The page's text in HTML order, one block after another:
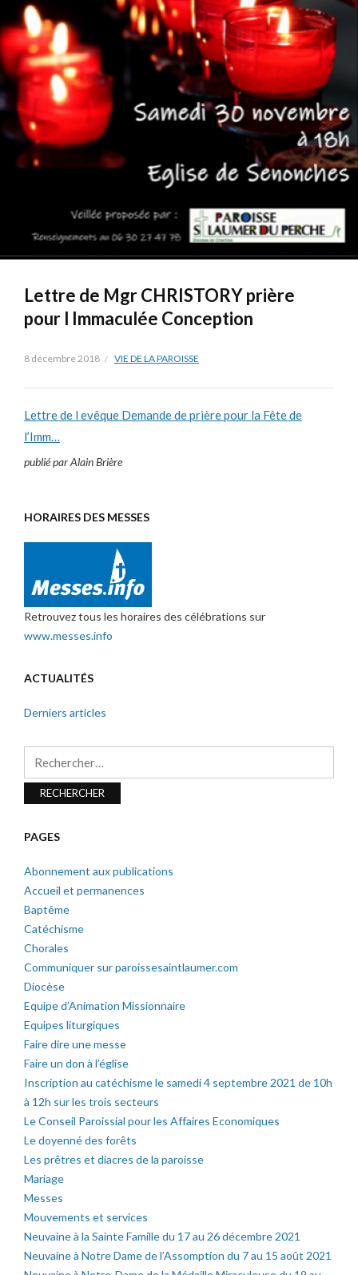
Lettre de Mgr CHRISTORY prière
pour l Immaculée Conception
8 décembre 2018 VIE DE LA PAROISSE
Lettre de l evêque Demande de prière pour la Fête de
l’Imm…
publié par Alain Brière
HORAIRES DES MESSES
Retrouvez tous les horaires des célébrations sur
www.messes.info
ACTUALITÉS
Derniers articles
PAGES
Abonnement aux publications
Accueil et permanences
Baptême
Catéchisme
Chorales
Communiquer sur paroissesaintlaumer.com
Diocèse
Equipe d’Animation Missionnaire
Equipes liturgiques
Faire dire une messe
Faire un don à l’église
Inscription au catéchisme le samedi 4 septembre 2021 de 10h
à 12h sur les trois secteurs
Le Conseil Paroissial pour les Affaires Economiques
Le doyenné des forêts
Les prêtres et diacres de la paroisse
Mariage
Messes
Mouvements et services
Neuvaine à la Sainte Famille du 17 au 26 décembre 2021
Neuvaine à Notre Dame de l’Assomption du 7 au 15 août 2021